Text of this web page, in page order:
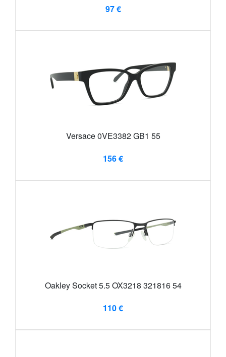
97 €
Versace 0VE3382 GB1 55
156 €
Oakley Socket 5.5 OX3218 321816 54
110 €